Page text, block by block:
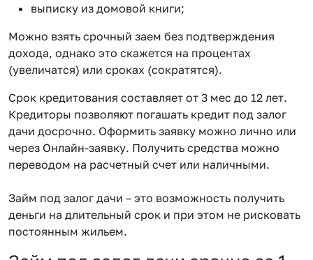
выписку из домовой книги;
Можно взять срочный заем без подтверждения
дохода, однако это скажется на процентах
(увеличатся) или сроках (сократятся).
Срок кредитования составляет от 3 мес до 12 лет.
Кредиторы позволяют погашать кредит под залог
дачи досрочно. Оформить заявку можно лично или
через Онлайн-заявку. Получить средства можно
переводом на расчетный счет или наличными.
Займ под залог дачи – это возможность получить
деньги на длительный срок и при этом не рисковать
постоянным жильем.